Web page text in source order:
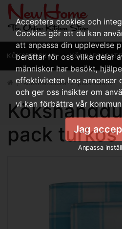
KÖKSREDSKAP
Kökshanddukar 2-pack turkos
pack turkos
Acceptera cookies och
Cookies gör att du kan
att anpassa din upplevelse
berättar för oss vilka delar
människor har besökt,
effektiviteten hos annonser
och ger oss insikter om
vi kan förbättra vår
Jag
Anpassa